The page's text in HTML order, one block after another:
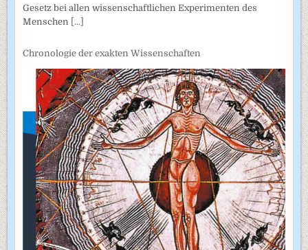
Gesetz bei allen wissenschaftlichen Experimenten des
Menschen [...]
Chronologie der exakten Wissenschaften